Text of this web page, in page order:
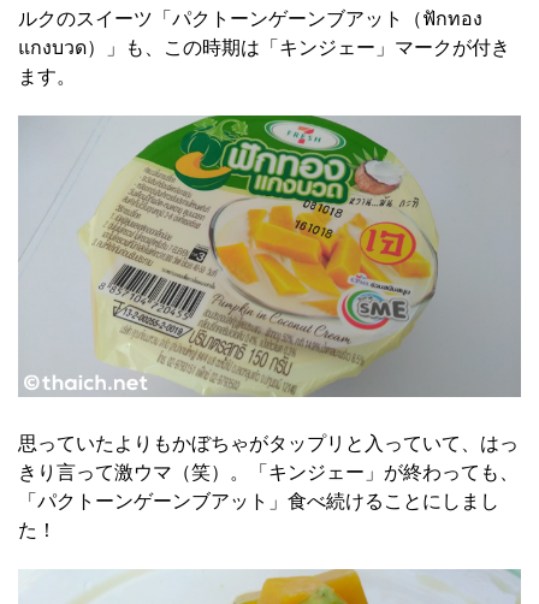
ルクのスイーツ「パクトーンゲーンブアット（ฟักทอง
แกงบวด）」も、この時期は「キンジェー」マークが付き
ます。
思っていたよりもかぼちゃがタップリと入っていて、はっ
きり言って激ウマ（笑）。「キンジェー」が終わっても、
「パクトーンゲーンブアット」食べ続けることにしまし
た！